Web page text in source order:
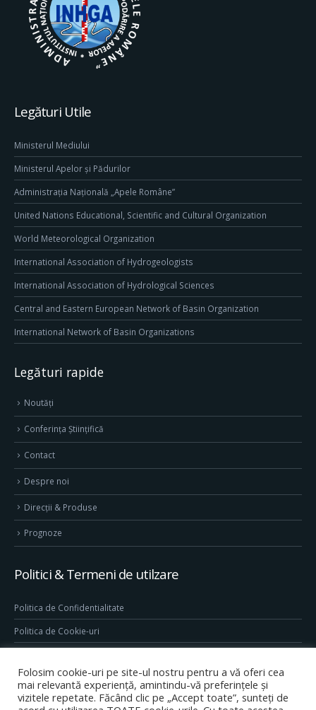
Legături Utile
Ministerul Mediului
Ministerul Apelor și Pădurilor
Administrația Națională „Apele Române”
United Nations Educational, Scientific and Cultural Organization
World Meteorological Organization
International Association of Hydrogeologists
International Association of Hydrological Sciences
Central and Eastern European Network of Basin Organization
International Network of Basin Organizations
Legături rapide
Noutăți
Conferința Științifică
Contact
Despre noi
Direcţii & Produse
Prognoze
Politici & Termeni de utilzare
Politica de Confidentialitate
Politica de Cookie-uri
Conditii generale de utilizare site
Folosim cookie-uri pe site-ul nostru pentru a vă oferi cea
mai relevantă experiență, amintindu-vă preferințele și
vizitele repetate. Făcând clic pe „Accept toate”, sunteți de